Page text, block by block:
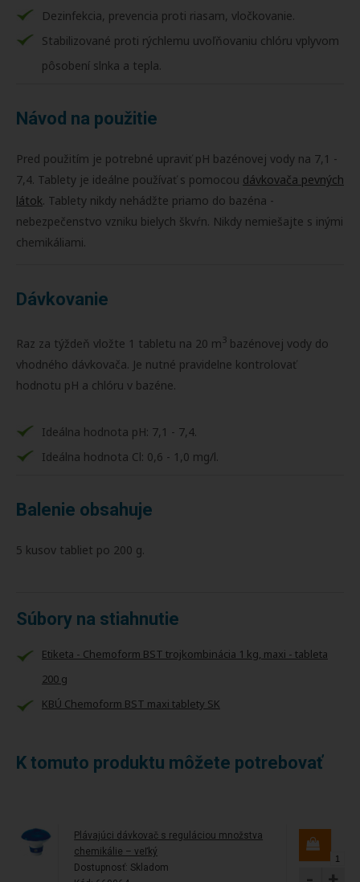
Dezinfekcia, prevencia proti riasam, vločkovanie.
Stabilizované proti rýchlemu uvoľňovaniu chlóru vplyvom
pôsobení slnka a tepla.
Návod na použitie
Pred použitím je potrebné upraviť pH bazénovej vody na 7,1 -
7,4. Tablety je ideálne používať s pomocou dávkovača pevných
látok. Tablety nikdy nehádžte priamo do bazéna -
nebezpečenstvo vzniku bielych škvŕn. Nikdy nemiešajte s inými
chemikáliami.
Dávkovanie
Raz za týždeň vložte 1 tabletu na 20 m3 bazénovej vody do
vhodného dávkovača. Je nutné pravidelne kontrolovať
hodnotu pH a chlóru v bazéne.
Ideálna hodnota pH: 7,1 - 7,4.
Ideálna hodnota Cl: 0,6 - 1,0 mg/l.
Balenie obsahuje
5 kusov tabliet po 200 g.
Súbory na stiahnutie
Etiketa - Chemoform BST trojkombinácia 1 kg, maxi - tableta
200 g
KBÚ Chemoform BST maxi tablety SK
K tomuto produktu môžete potrebovať
Plávajúci dávkovač s reguláciou množstva
chemikálie – veľký
Dostupnosť: Skladom